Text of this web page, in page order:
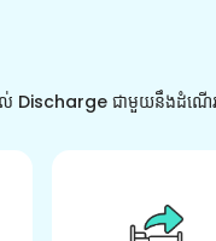
ដល់ Discharge ជាមួយនឹងដំណ